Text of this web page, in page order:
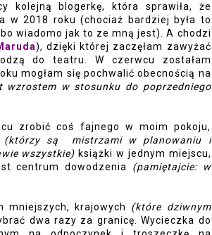
kolejną blogerkę, która sprawiła, że
w 2018 roku (chociaż bardziej była to
wiadomo jak to ze mną jest). A chodzi
), dzięki której zaczęłam zawyżać
do teatru. W czerwcu zostałam
mogłam się pochwalić obecnością na
wzrostem w stosunku do poprzedniego
zrobić coś fajnego w moim pokoju,
(którzy są  mistrzami w planowaniu i
wszystkie) książki w jednym miejscu,
centrum dowodzenia (pamiętajcie: w
mniejszych, krajowych (które dziwnym
dwa razy za granicę. Wycieczka do